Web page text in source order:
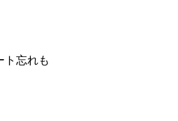
ト忘れも